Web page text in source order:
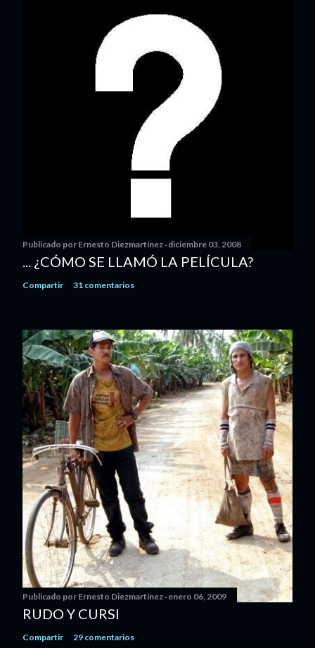
Publicado por Ernesto Diezmartínez diciembre 03, 2008
... ¿CÓMO SE LLAMÓ LA PELÍCULA?
Compartir 31 comentarios
Publicado por Ernesto Diezmartínez enero 06, 2009
RUDO Y CURSI
Compartir 29 comentarios